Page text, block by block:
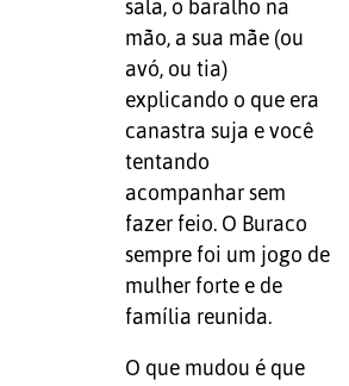
sala, o baralho na
mão, a sua mãe (ou
avó, ou tia)
explicando o que era
canastra suja e você
tentando
acompanhar sem
fazer feio. O Buraco
sempre foi um jogo de
mulher forte e de
família reunida.
O que mudou é que